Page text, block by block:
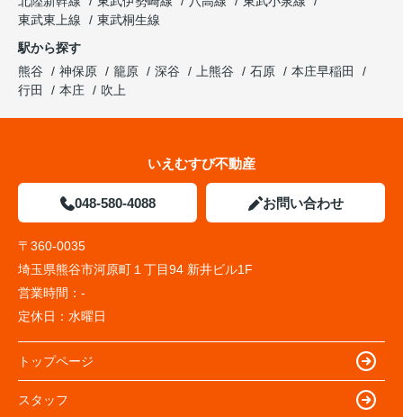
東武東上線
東武桐生線
駅から探す
熊谷
神保原 籠原 深谷 上熊谷 石原
本庄早稲田
行田
本庄 吹上
いえむすび不動産
048-580-4088 お問い合わせ
〒360-0035
埼玉県熊谷市河原町１丁目94 新井ビル1F
営業時間： -
定休日： 水曜日
トップページ
スタッフ